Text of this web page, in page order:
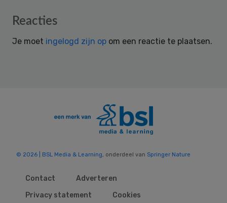
Reader
Reacties
Je moet ingelogd zijn op om een reactie te plaatsen.
© 2026 | BSL Media & Learning, onderdeel van Springer Nature
Contact
Adverteren
Privacy statement
Cookies